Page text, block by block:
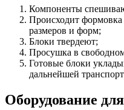
Компоненты
Происходит
размеров и форм;
Блоки твердеют;
Просушка в
Готовые блоки
дальнейшей
Оборудование